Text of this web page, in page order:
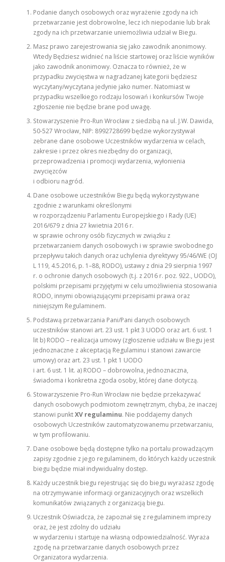
Podanie danych osobowych oraz wyrażenie zgody na ich
przetwarzanie jest dobrowolne, lecz ich niepodanie lub brak
zgody na ich przetwarzanie uniemożliwia udział w Biegu.
Masz prawo zarejestrowania się jako zawodnik anonimowy.
Wtedy Będziesz widnieć na liście startowej oraz liście wyników
jako zawodnik anonimowy. Oznacza to również, że w
przypadku zwycięstwa w nagradzanej kategorii będziesz
wyczytany/wyczytana jedynie jako numer. Natomiast w
przypadku wszelkiego rodzaju losowań i konkursów Twoje
zgłoszenie nie będzie brane pod uwagę.
Stowarzyszenie Pro-Run Wrocław z siedzibą na ul. J.W. Dawida,
50-527 Wrocław, NIP: 8992728699 będzie wykorzystywał
zebrane dane osobowe Uczestników wydarzenia w celach,
zakresie i przez okres niezbędny do organizacji,
przeprowadzenia i promocji wydarzenia, wyłonienia
zwycięzców
i odbioru nagród.
Dane osobowe uczestników Biegu będą wykorzystywane
zgodnie z warunkami określonymi
w rozporządzeniu Parlamentu Europejskiego i Rady (UE)
2016/679 z dnia 27 kwietnia 2016 r.
w sprawie ochrony osób fizycznych w związku z
przetwarzaniem danych osobowych i w sprawie swobodnego
przepływu takich danych oraz uchylenia dyrektywy 95/46/WE (OJ
L 119, 4.5.2016, p. 1–88, RODO), ustawy z dnia 29 sierpnia 1997
r. o ochronie danych osobowych (t.j. z 2016 r. poz. 922., UODO),
polskimi przepisami przyjętymi w celu umożliwienia stosowania
RODO, innymi obowiązującymi przepisami prawa oraz
niniejszym Regulaminem.
Podstawą przetwarzania Pani/Pani danych osobowych
uczestników stanowi art. 23 ust. 1 pkt 3 UODO oraz art. 6 ust. 1
lit b) RODO – realizacja umowy (zgłoszenie udziału w Biegu jest
jednoznaczne z akceptacją Regulaminu i stanowi zawarcie
umowy) oraz art. 23 ust. 1 pkt 1 UODO
i art. 6 ust. 1 lit. a) RODO – dobrowolna, jednoznaczna,
świadoma i konkretna zgoda osoby, której dane dotyczą.
Stowarzyszenie Pro-Run Wrocław nie będzie przekazywać
danych osobowych podmiotom zewnętrznym, chyba, że inaczej
stanowi punktXV regulaminu. Nie poddajemy danych
osobowych Uczestników zautomatyzowanemu przetwarzaniu,
w tym profilowaniu.
Dane osobowe będą dostępne tylko na portalu prowadzącym
zapisy zgodnie z jego regulaminem, do których każdy uczestnik
biegu będzie miał indywidualny dostęp.
Każdy uczestnik biegu rejestrując się do biegu wyrażasz zgodę
na otrzymywanie informacji organizacyjnych oraz wszelkich
komunikatów związanych z organizacją biegu.
Uczestnik Oświadcza, że zapoznał się z regulaminem imprezy
oraz, że jest zdolny do udziału
w wydarzeniu i startuje na własną odpowiedzialność. Wyraża
zgodę na przetwarzanie danych osobowych przez
Organizatora wydarzenia.